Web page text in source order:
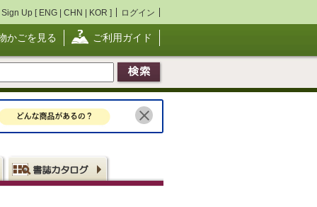
Sign Up [ ENG | CHN | KOR ] ログイン
かごを見る ご利用ガイド